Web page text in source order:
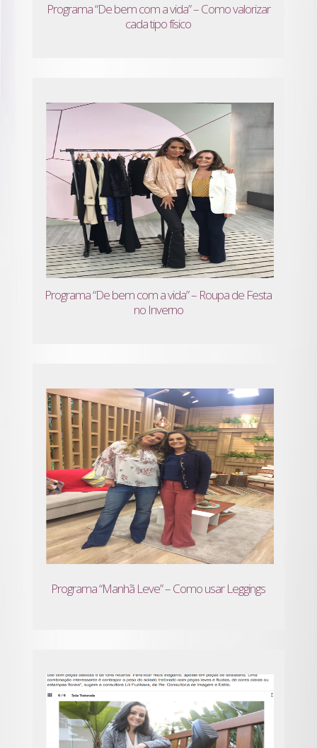
Programa “De bem com a vida” – Como valorizar
cada tipo físico
Programa “De bem com a vida” – Roupa de Festa
no Inverno
Programa “Manhã Leve” – Como usar Leggings